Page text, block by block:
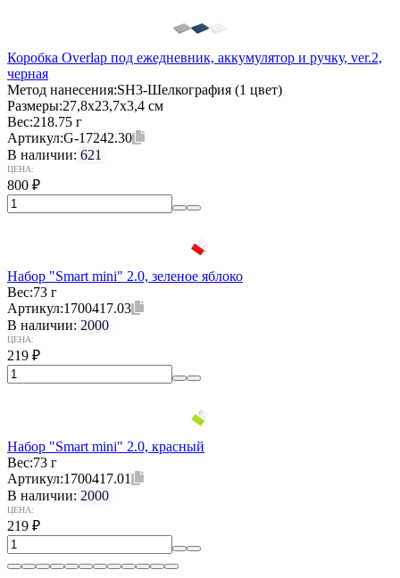
Коробка Overlap под ежедневник, аккумулятор и ручку, ver.2,
черная
Метод нанесения:SH3-Шелкография (1 цвет)
Размеры:27,8х23,7х3,4 см
Вес:218.75 г
Артикул:G-17242.30
В наличии: 621
ЦЕНА:
800 ₽
Набор "Smart mini" 2.0, зеленое яблоко
Вес:73 г
Артикул:1700417.03
В наличии: 2000
ЦЕНА:
219 ₽
Набор "Smart mini" 2.0, красный
Вес:73 г
Артикул:1700417.01
В наличии: 2000
ЦЕНА:
219 ₽